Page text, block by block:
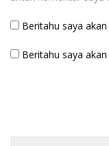
Beritahu saya
Beritahu saya